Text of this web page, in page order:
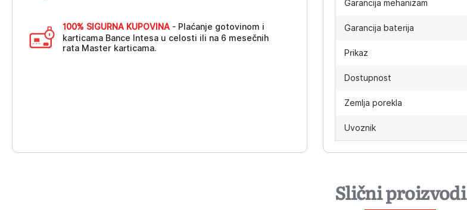
100% SIGURNA KUPOVINA - Plaćanje gotovinom i
karticama Bance Intesa u celosti ili na 6 mesečnih
rata Master karticama.
Garancija mehanizam
Garancija baterija
Prikaz
Dostupnost
Zemlja porekla
Uvoznik
Slični proizvodi